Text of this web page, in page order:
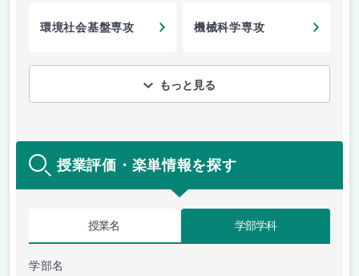
環境社会基盤専攻 機械科学専攻
もっと見る
授業評価・楽単情報を探す
授業名 学部学科
学部名